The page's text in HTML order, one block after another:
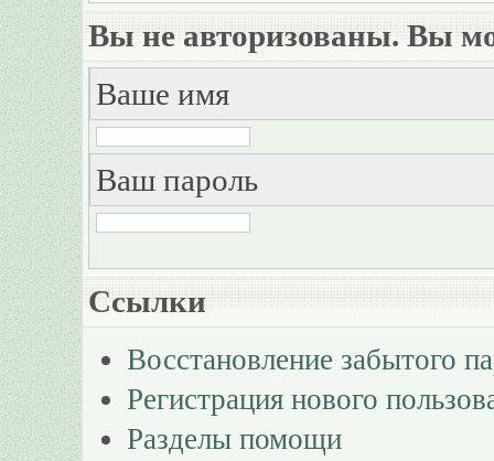
Вы не авторизованы. Вы
Ваше имя
Ваш пароль
Ссылки
Восстановление забытого
Регистрация нового
Разделы помощи